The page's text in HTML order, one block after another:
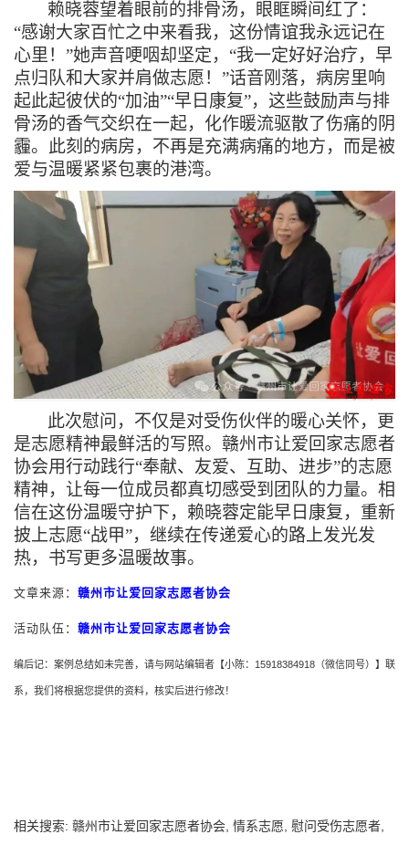
赖晓蓉望着眼前的排骨汤，眼眶瞬间红了：
“感谢大家百忙之中来看我，这份情谊我永远记在
心里！”她声音哽咽却坚定，“我一定好好治疗，早
点归队和大家并肩做志愿！”话音刚落，病房里响
起此起彼伏的“加油”“早日康复”，这些鼓励声与排
骨汤的香气交织在一起，化作暖流驱散了伤痛的阴
霾。此刻的病房，不再是充满病痛的地方，而是被
爱与温暖紧紧包裹的港湾。
此次慰问，不仅是对受伤伙伴的暖心关怀，更
是志愿精神最鲜活的写照。赣州市让爱回家志愿者
协会用行动践行“奉献、友爱、互助、进步”的志愿
精神，让每一位成员都真切感受到团队的力量。相
信在这份温暖守护下，赖晓蓉定能早日康复，重新
披上志愿“战甲”，继续在传递爱心的路上发光发
热，书写更多温暖故事。
文章来源 ： 赣州市让爱回家志愿者协会
活动队伍： 赣州市让爱回家志愿者协会
编后记：案例总结如未完善，请与网站编辑者【小陈： 15918384918 （微信同号）】联
系，我们将根据您提供的资料，核实后进行修改！
相关搜索: 赣州市让爱回家志愿者协会, 情系志愿, 慰问受伤志愿者,